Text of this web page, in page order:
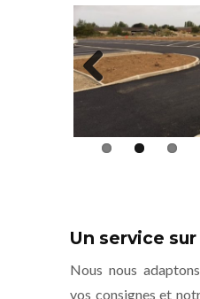
Previous
Un service
Nous nous
vos consignes et